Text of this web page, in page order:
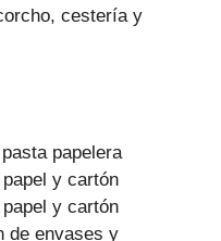
cestería y
papelera
y cartón
y cartón
de envases y